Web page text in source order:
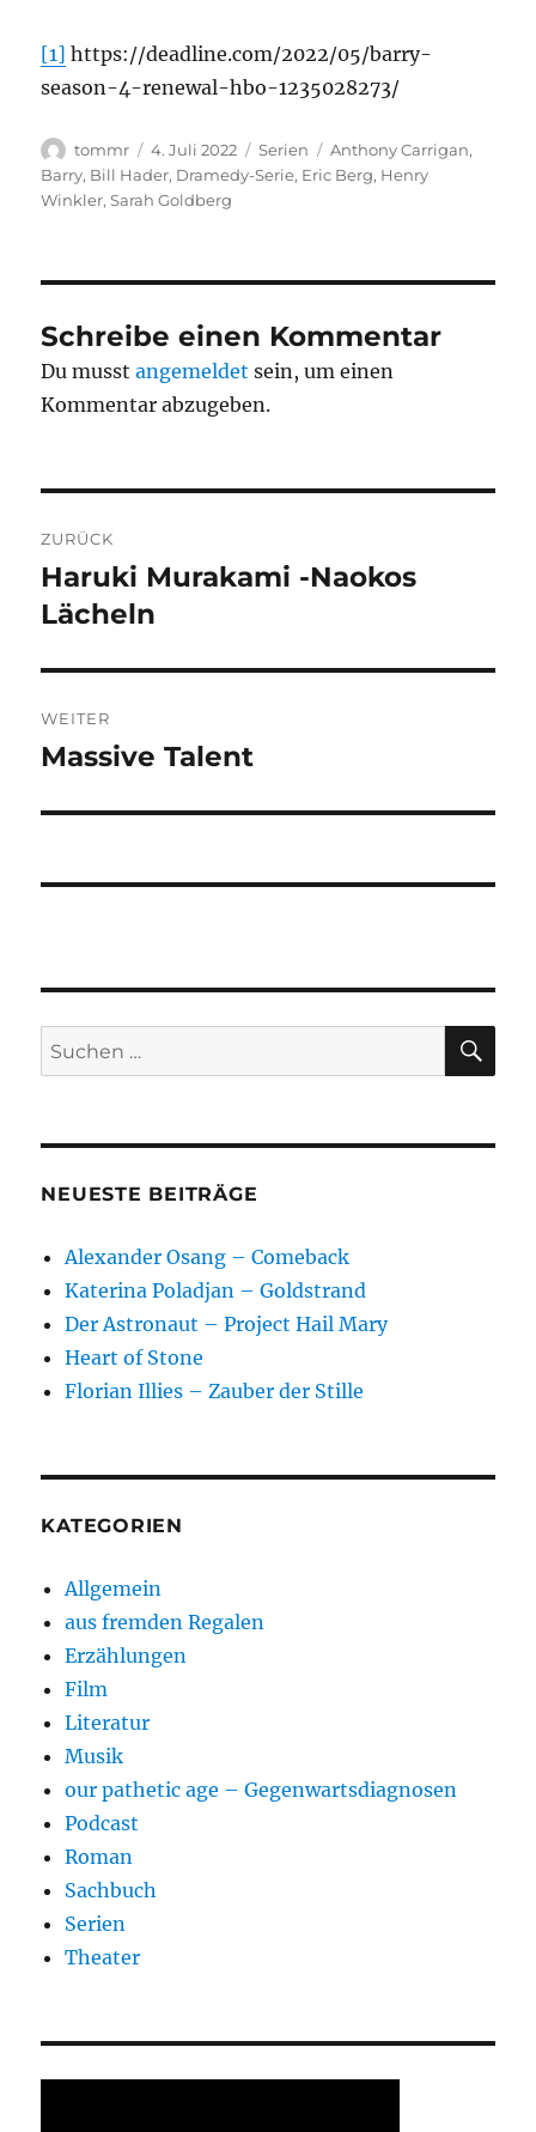
[1] https://deadline.com/2022/05/barry-
season-4-renewal-hbo-1235028273/
Autor
tommr
Veröffentlicht
am
4. Juli 2022 Kategorien
Serien Schlagwörter
Anthony Carrigan,
Barry, Bill Hader, Dramedy-Serie, Eric Berg, Henry
Winkler,Sarah Goldberg
Schreibe einen Kommentar
Du musstangemeldet sein, um einen
Kommentar abzugeben.
ZURÜCK
Vorheriger
Beitrag:
Haruki Murakami -Naokos
Lächeln
WEITER
Nächster
Massive Talent
Suchen
nach:
NEUESTE BEITRÄGE
Alexander Osang – Comeback
Katerina Poladjan – Goldstrand
Der Astronaut – Project Hail Mary
Heart of Stone
Florian Illies – Zauber der Stille
KATEGORIEN
Allgemein
aus fremden Regalen
Erzählungen
Film
Literatur
Musik
our pathetic age – Gegenwartsdiagnosen
Podcast
Roman
Sachbuch
Serien
Theater